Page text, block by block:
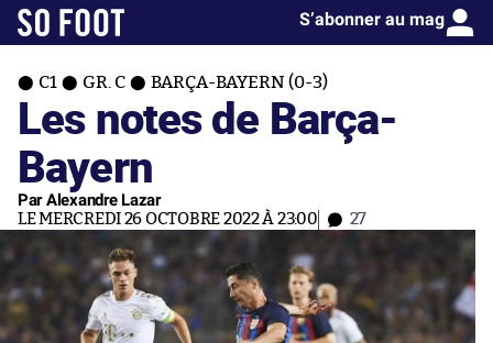
S’abonner au mag
C1 GR. C BARÇA-BAYERN (0-3)
Les notes de Barça-
Bayern
Par Alexandre Lazar
LE MERCREDI 26 OCTOBRE 2022 À 23:00 27